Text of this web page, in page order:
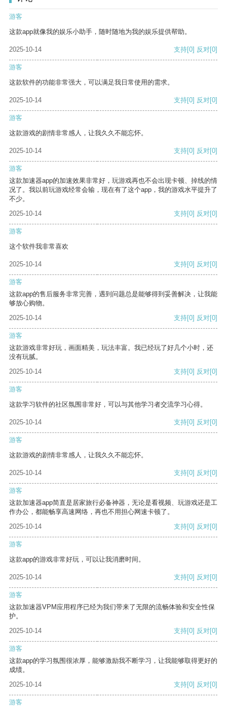
游客
这款app就像我的娱乐小助手，随时随地为我的娱乐提供帮助。
2025-10-14 支持[0] 反对[0]
游客
这款软件的功能非常强大，可以满足我日常使用的需求。
2025-10-14 支持[0] 反对[0]
游客
这款游戏的剧情非常感人，让我久久不能忘怀。
2025-10-14 支持[0] 反对[0]
游客
这款加速器app的加速效果非常好，玩游戏再也不会出现卡顿、掉线的情
况了。我以前玩游戏经常会输，现在有了这个app，我的游戏水平提升了
不少。
2025-10-14
支持[0] 反对[0]
游客
这个软件我非常喜欢
2025-10-14 支持[0] 反对[0]
游客
这款app的售后服务非常完善，遇到问题总是能够得到妥善解决，让我能
够放心购物。
2025-10-14
支持[0] 反对[0]
游客
这款游戏非常好玩，画面精美，玩法丰富。我已经玩了好几个小时，还
没有玩腻。
2025-10-14
支持[0] 反对[0]
游客
这款学习软件的社区氛围非常好，可以与其他学习者交流学习心得。
2025-10-14 支持[0] 反对[0]
游客
这款游戏的剧情非常感人，让我久久不能忘怀。
2025-10-14 支持[0] 反对[0]
游客
这款加速器app简直是居家旅行必备神器，无论是看视频、玩游戏还是工
作办公，都能畅享高速网络，再也不用担心网速卡顿了。
2025-10-14
支持[0] 反对[0]
游客
这款app的游戏非常好玩，可以让我消磨时间。
2025-10-14 支持[0] 反对[0]
游客
这款加速器VPM应用程序已经为我们带来了无限的流畅体验和安全性保
护。
2025-10-14
支持[0] 反对[0]
游客
这款app的学习氛围很浓厚，能够激励我不断学习，让我能够取得更好的
成绩。
2025-10-14
支持[0] 反对[0]
游客